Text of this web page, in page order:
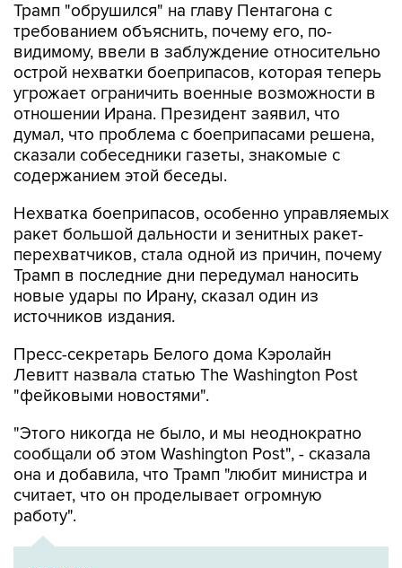
Трамп "обрушился" на главу Пентагона с
требованием объяснить, почему его, по-
видимому, ввели в заблуждение относительно
острой нехватки боеприпасов, которая теперь
угрожает ограничить военные возможности в
отношении Ирана. Президент заявил, что
думал, что проблема с боеприпасами решена,
сказали собеседники газеты, знакомые с
содержанием этой беседы.
Нехватка боеприпасов, особенно управляемых
ракет большой дальности и зенитных ракет-
перехватчиков, стала одной из причин, почему
Трамп в последние дни передумал наносить
новые удары по Ирану, сказал один из
источников издания.
Пресс-секретарь Белого дома Кэролайн
Левитт назвала статью The Washington Post
"фейковыми новостями".
"Этого никогда не было, и мы неоднократно
сообщали об этом Washington Post", - сказала
она и добавила, что Трамп "любит министра и
считает, что он проделывает огромную
работу".